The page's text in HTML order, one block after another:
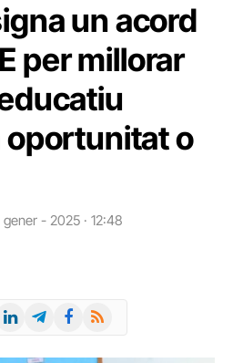
un acord
per millorar
oportunitat o
gener - 2025 · 12:48
LinkedInTelegramFacebook
RSS